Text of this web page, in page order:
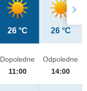
26 °C 26 °C
Dopoledne
11:00
Odpoledne
14:00